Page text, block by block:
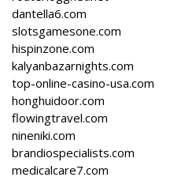
dantella6.com
slotsgamesone.com
hispinzone.com
kalyanbazarnights.com
top-online-casino-usa.com
honghuidoor.com
flowingtravel.com
nineniki.com
brandiospecialists.com
medicalcare7.com